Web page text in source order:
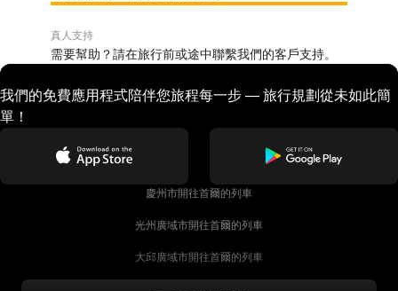
真人支持
需要幫助？請在旅行前或途中聯繫我們的客戶支持。
我們的免費應用程式陪伴您旅程每一步 — 旅行規劃從未如此簡
單！
慶州市開往首爾的列車
光州廣域市開往首爾的列車
大邱廣域市開往首爾的列車